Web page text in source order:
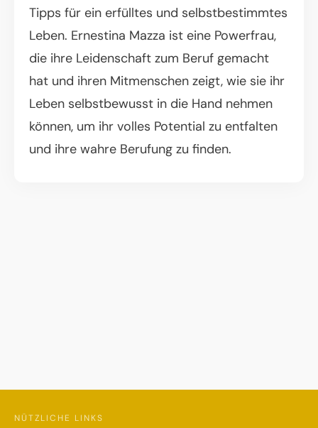
Tipps für ein erfülltes und selbstbestimmtes
Leben. Ernestina Mazza ist eine Powerfrau,
die ihre Leidenschaft zum Beruf gemacht
hat und ihren Mitmenschen zeigt, wie sie ihr
Leben selbstbewusst in die Hand nehmen
können, um ihr volles Potential zu entfalten
und ihre wahre Berufung zu finden.
NÜTZLICHE LINKS